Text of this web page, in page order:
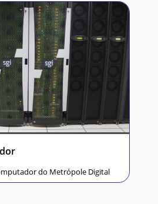
do Metrópole Digital